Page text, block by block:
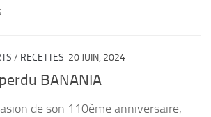
/ RECETTES 20 JUIN, 2024
BANANIA
de son 110ème anniversaire,